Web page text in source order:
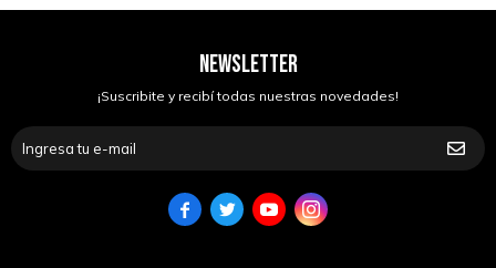
NEWSLETTER
¡Suscribite y recibí todas nuestras novedades!
   